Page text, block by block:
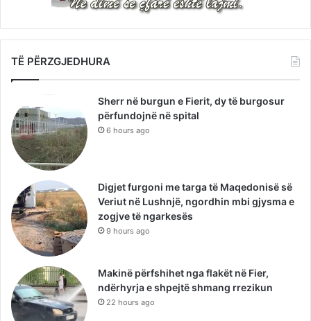
TË PËRZGJEDHURA
Sherr në burgun e Fierit, dy të burgosur
përfundojnë në spital
6 hours ago
Digjet furgoni me targa të Maqedonisë së
Veriut në Lushnjë, ngordhin mbi gjysma e
zogjve të ngarkesës
9 hours ago
Makinë përfshihet nga flakët në Fier,
ndërhyrja e shpejtë shmang rrezikun
22 hours ago